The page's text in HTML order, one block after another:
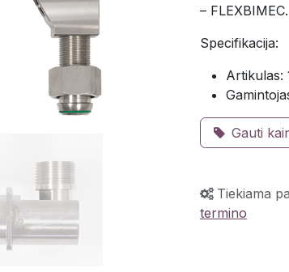
– FLEXBIMEC.
Specifikacija:
Artikulas:
Gauti
Tiekiama
termino